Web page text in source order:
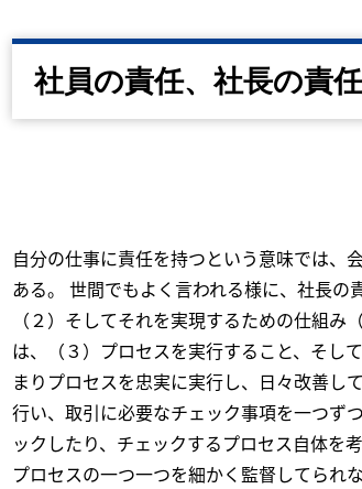
社員の責任、社長の責任
自分の仕事に責任を持つという意味では、
ある。 世間でもよく言われる様に、社長の
（２）そしてそれを実現するための仕組
は、（３）プロセスを実行すること、そし
まりプロセスを忠実に実行し、日々改善し
行い、取引に必要なチェック事項を一つず
ックしたり、チェックするプロセス自体を
プロセスの一つ一つを細かく監督してられ